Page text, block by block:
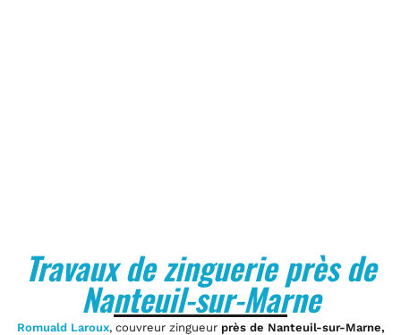
Travaux de zinguerie près de
Nanteuil-sur-Marne
Romuald Laroux, couvreur zingueur près de Nanteuil-sur-Marne,